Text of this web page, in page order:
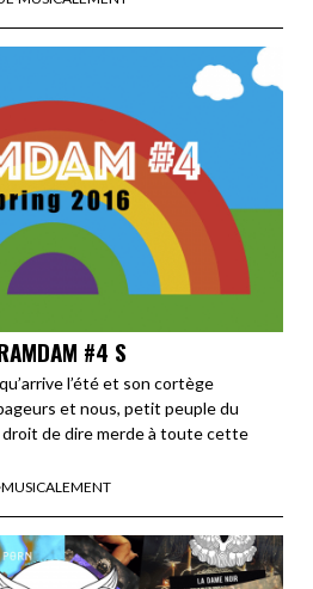
#4 S
l’été et son cortège
et nous, petit peuple du
droit de dire merde à toute cette
MUSICALEMENT